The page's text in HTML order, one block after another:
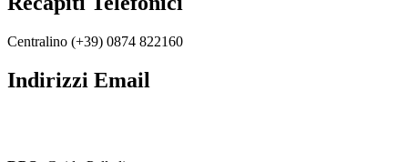
Centralino (+39) 0874 822160
Indirizzi Email